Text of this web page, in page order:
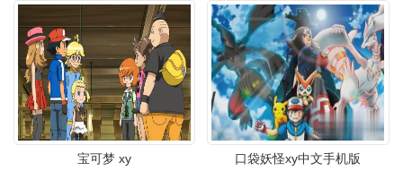
宝可梦 xy 口袋妖怪xy中文手机版